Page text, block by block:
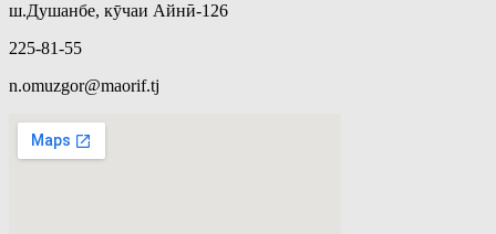
ш.Душанбе, кӯчаи Айнӣ-126
225-81-55
n.omuzgor@maorif.tj